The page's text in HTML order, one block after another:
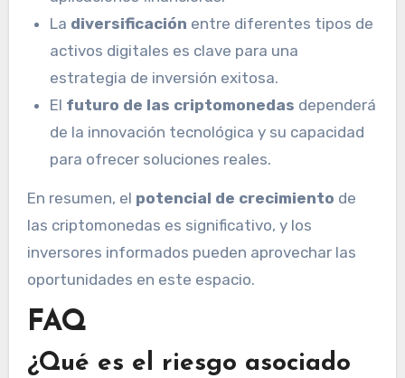
La diversificación entre diferentes tipos de
activos digitales es clave para una
estrategia de inversión exitosa.
El futuro de las criptomonedas dependerá
de la innovación tecnológica y su capacidad
para ofrecer soluciones reales.
En resumen, el potencial de crecimiento de
las criptomonedas es significativo, y los
inversores informados pueden aprovechar las
oportunidades en este espacio.
FAQ
¿Qué es el riesgo asociado